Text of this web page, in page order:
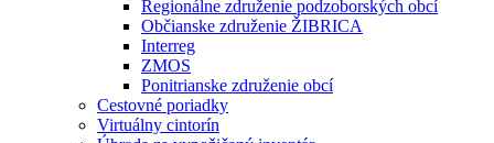
Regionálne združenie podzoborských obcí
Občianske združenie ŽIBRICA
Interreg
ZMOS
Ponitrianske združenie obcí
Cestovné poriadky
Virtuálny cintorín